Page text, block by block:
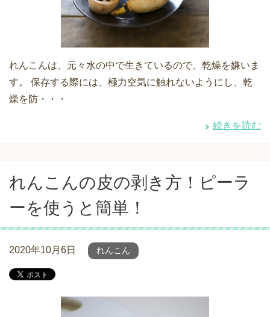
れんこんは、元々水の中で生きているので、乾燥を嫌いま
す。 保存する際には、極力空気に触れないようにし、乾
燥を防・・・
続きを読む
れんこんの皮の剥き方！ピーラ
ーを使うと簡単！
2020年10月6日 れんこん